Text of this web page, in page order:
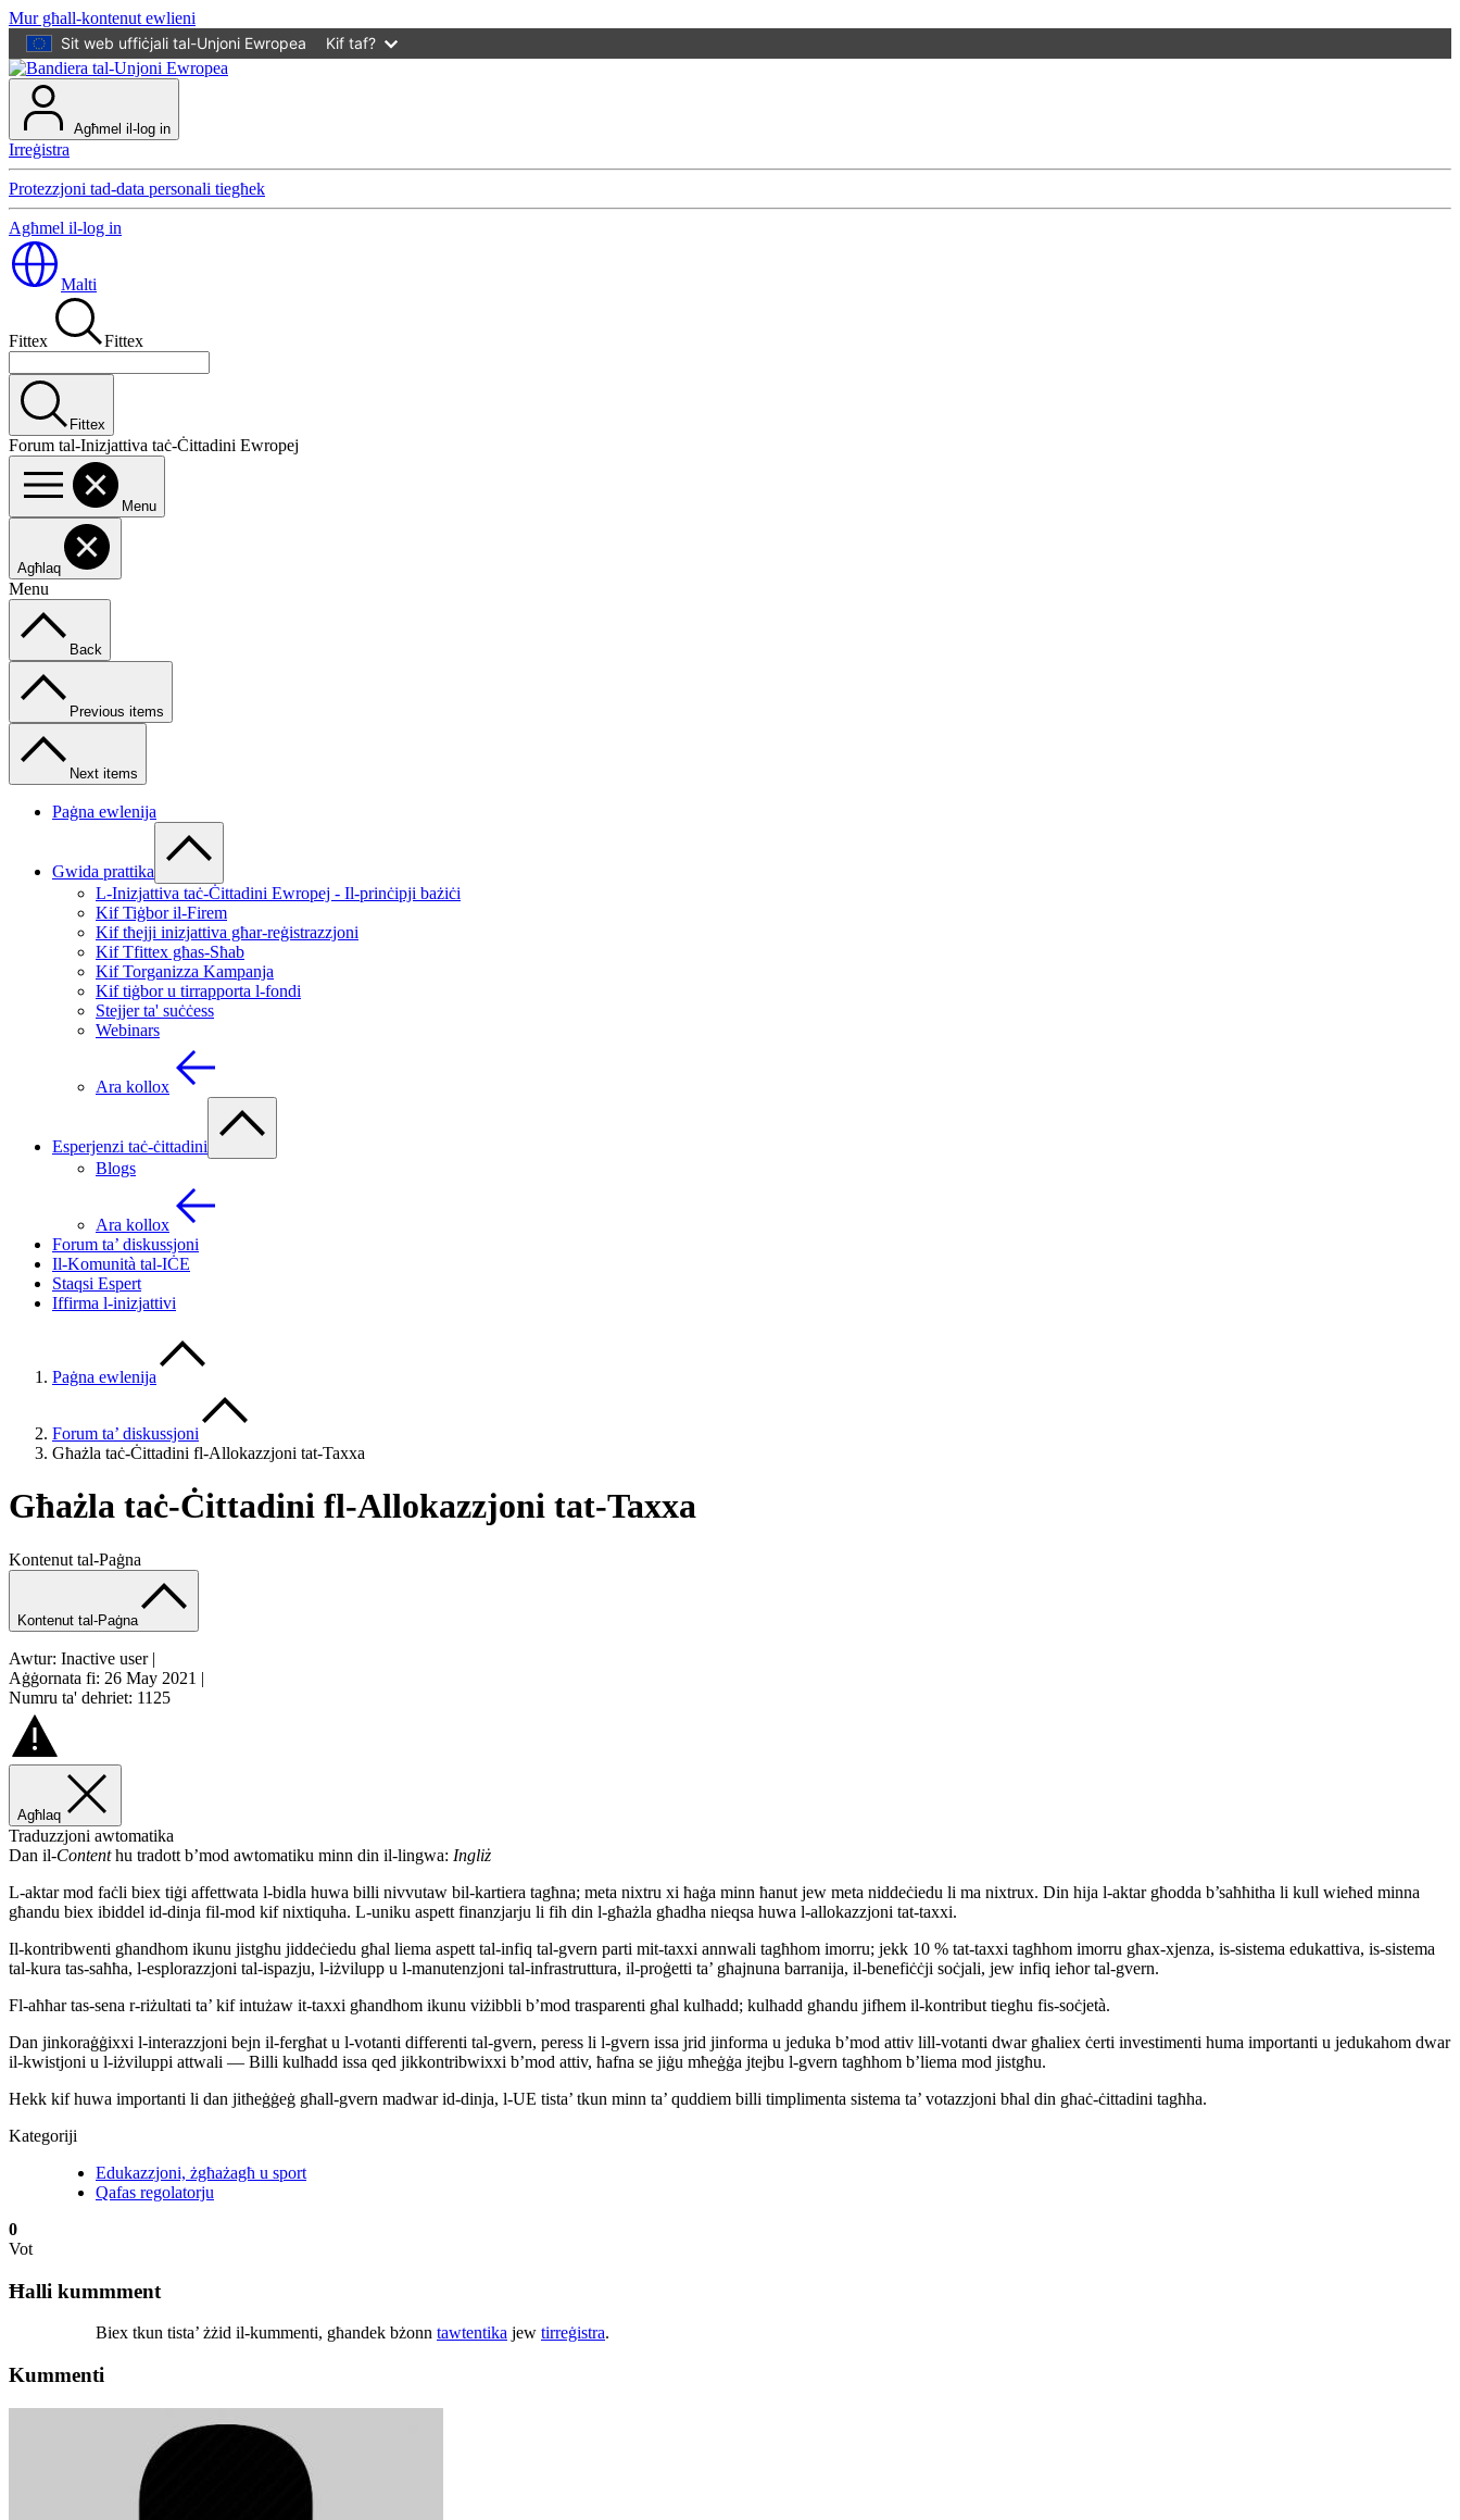
Mur għall-kontenut ewlieni
Sit web uffiċjali tal-Unjoni Ewropea
Kif taf?
Agħmel il-log in
Irreġistra
Protezzjoni tad-data personali tiegħek
Agħmel il-log in
Malti
Fittex Fittex
Fittex
Forum tal-Inizjattiva taċ-Ċittadini Ewropej
Menu
Agħlaq
Menu
Back
Previous items
Next items
Paġna ewlenija
Gwida prattika
L-Inizjattiva taċ-Ċittadini Ewropej - Il-prinċipji bażiċi
Kif Tiġbor il-Firem
Kif tħejji inizjattiva għar-reġistrazzjoni
Kif Tfittex għas-Sħab
Kif Torganizza Kampanja
Kif tiġbor u tirrapporta l-fondi
Stejjer ta' suċċess
Webinars
Ara kollox
Esperjenzi taċ-ċittadini
Blogs
Ara kollox
Forum ta’ diskussjoni
Il-Komunità tal-IĊE
Staqsi Espert
Iffirma l-inizjattivi
Paġna ewlenija
Forum ta’ diskussjoni
Għażla taċ-Ċittadini fl-Allokazzjoni tat-Taxxa
Għażla taċ-Ċittadini fl-Allokazzjoni tat-Taxxa
Kontenut tal-Paġna
Kontenut tal-Paġna
Awtur: Inactive user |
Aġġornata fi: 26 May 2021 |
Numru ta' dehriet: 1125
Agħlaq
Traduzzjoni awtomatika
Dan il-Contenthu tradott b’mod awtomatiku minn din il-lingwa: Ingliż
L-aktar mod faċli biex tiġi affettwata l-bidla huwa billi nivvutaw bil-kartiera tagħna; meta nixtru xi ħaġa minn ħanut jew meta niddeċiedu li ma nixtrux. Din hija l-aktar għodda b’saħħitha li kull wieħed minna
għandu biex ibiddel id-dinja fil-mod kif nixtiquha. L-uniku aspett finanzjarju li fih din l-għażla għadha nieqsa huwa l-allokazzjoni tat-taxxi.
Il-kontribwenti għandhom ikunu jistgħu jiddeċiedu għal liema aspett tal-infiq tal-gvern parti mit-taxxi annwali tagħhom imorru; jekk 10 % tat-taxxi tagħhom imorru għax-xjenza, is-sistema edukattiva, is-sistema
tal-kura tas-saħħa, l-esplorazzjoni tal-ispazju, l-iżvilupp u l-manutenzjoni tal-infrastruttura, il-proġetti ta’ għajnuna barranija, il-benefiċċji soċjali, jew infiq ieħor tal-gvern.
Fl-aħħar tas-sena r-riżultati ta’ kif intużaw it-taxxi għandhom ikunu viżibbli b’mod trasparenti għal kulħadd; kulħadd għandu jifhem il-kontribut tiegħu fis-soċjetà.
Dan jinkoraġġixxi l-interazzjoni bejn il-fergħat u l-votanti differenti tal-gvern, peress li l-gvern issa jrid jinforma u jeduka b’mod attiv lill-votanti dwar għaliex ċerti investimenti huma importanti u jedukahom dwar
il-kwistjoni u l-iżviluppi attwali — Billi kulħadd issa qed jikkontribwixxi b’mod attiv, ħafna se jiġu mħeġġa jtejbu l-gvern tagħhom b’liema mod jistgħu.
Hekk kif huwa importanti li dan jitħeġġeġ għall-gvern madwar id-dinja, l-UE tista’ tkun minn ta’ quddiem billi timplimenta sistema ta’ votazzjoni bħal din għaċ-ċittadini tagħha.
Kategoriji
Edukazzjoni, żgħażagħ u sport
Qafas regolatorju
0
Vot
Ħalli kummment
Biex tkun tista’ żżid il-kummenti, għandek bżonn tawtentika jew tirreġistra.
Kummenti